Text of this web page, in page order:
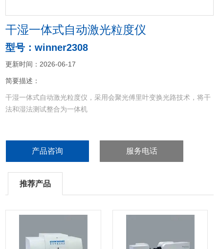
干湿一体式自动激光粒度仪
型号：winner2308
更新时间：2026-06-17
简要描述：
干湿一体式自动激光粒度仪，采用会聚光傅里叶变换光路技术，将干
法和湿法测试整合为一体机
产品咨询 服务电话
推荐产品